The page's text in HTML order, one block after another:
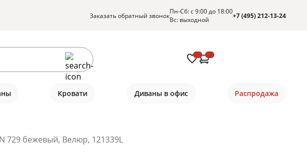
Заказать обратный звонокПн-Сб: с 9:00 до 18:00
Вс: выходной
+7 (495) 212-13-24
Кровати Диваны в офис Распродажа
729 бежевый, Велюр, 121339L